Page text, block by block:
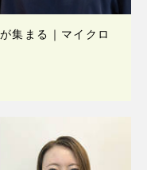
集まる｜マイクロ